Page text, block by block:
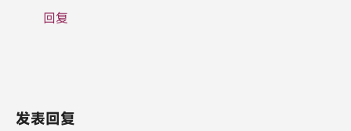
回复
发表回复